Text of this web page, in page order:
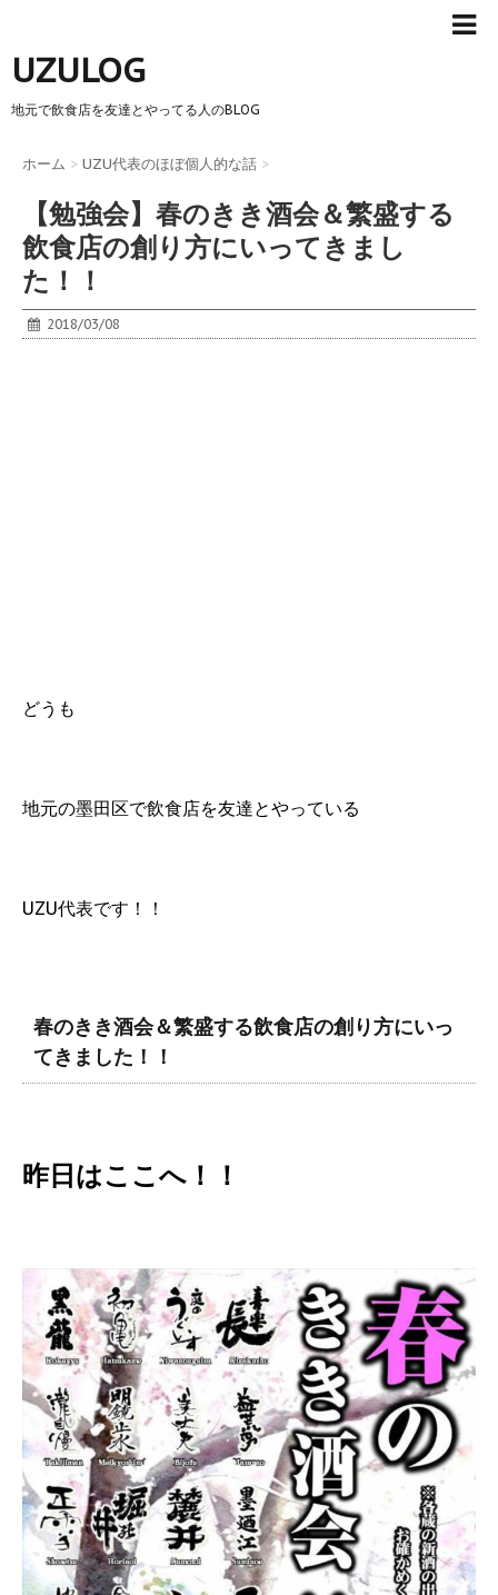
UZULOG
地元で飲食店を友達とやってる人のBLOG
ホーム > UZU代表のほぼ個人的な話 >
【勉強会】春のきき酒会＆繁盛する
飲食店の創り方にいってきまし
た！！
2018/03/08
どうも
地元の墨田区で飲食店を友達とやっている
UZU代表です！！
春のきき酒会＆繁盛する飲食店の創り方にいっ
てきました！！
昨日はここへ！！